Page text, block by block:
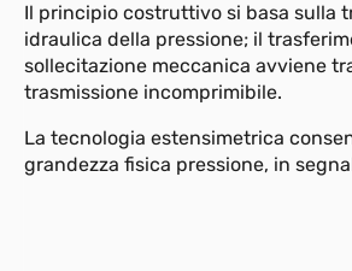
Il principio costruttivo si basa sulla
idraulica della pressione; il
sollecitazione meccanica avviene
trasmissione incomprimibile.
La tecnologia estensimetrica
grandezza fisica pressione, in